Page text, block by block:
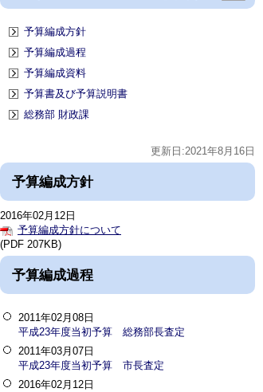
予算編成方針
予算編成過程
予算編成資料
予算書及び予算説明書
総務部 財政課
更新日:2021年8月16日
予算編成方針
2016年02月12日
予算編成方針について
(PDF 207KB)
予算編成過程
2011年02月08日
平成23年度当初予算 総務部長査定
2011年03月07日
平成23年度当初予算 市長査定
2016年02月12日